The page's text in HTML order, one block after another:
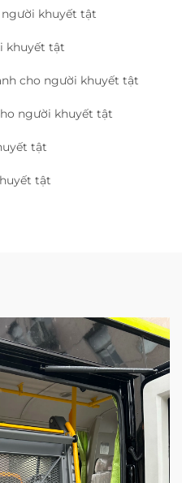
người khuyết tật
khuyết tật
cho người khuyết tật
người khuyết tật
tật
tật